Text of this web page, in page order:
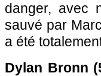
danger, avec
sauvé par
a été
Dylan Bronn